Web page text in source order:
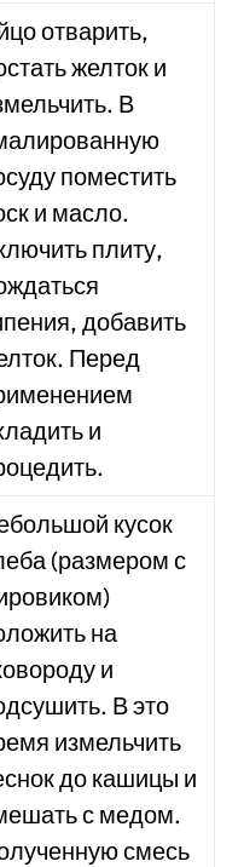
отварить,
желток и
В
поместить
и масло.
плиту,
добавить
Перед
и
кусок
(размером с
на
и
В это
измельчить
до кашицы и
с медом.
смесь